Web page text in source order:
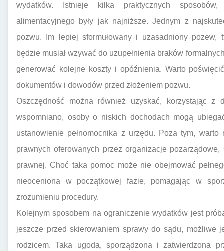
wydatków. Istnieje kilka praktycznych
alimentacyjnego były jak najniższe. Jednym z
pozwu. Im lepiej sformułowany i uzasadniony pozew,
będzie musiał wzywać do uzupełnienia braków
generować kolejne koszty i opóźnienia. Warto
dokumentów i dowodów przed złożeniem pozwu.
Oszczędność można również uzyskać, korzystając z
wspomniano, osoby o niskich dochodach mogą
ustanowienie pełnomocnika z urzędu. Poza tym,
prawnych oferowanych przez organizacje
prawnej. Choć taka pomoc może nie obejmować
nieoceniona w początkowej fazie, pomagając w
zrozumieniu procedury.
Kolejnym sposobem na ograniczenie wydatków jest
jeszcze przed skierowaniem sprawy do sądu, możliwe
rodzicem. Taka ugoda, sporządzona i zatwierdzona